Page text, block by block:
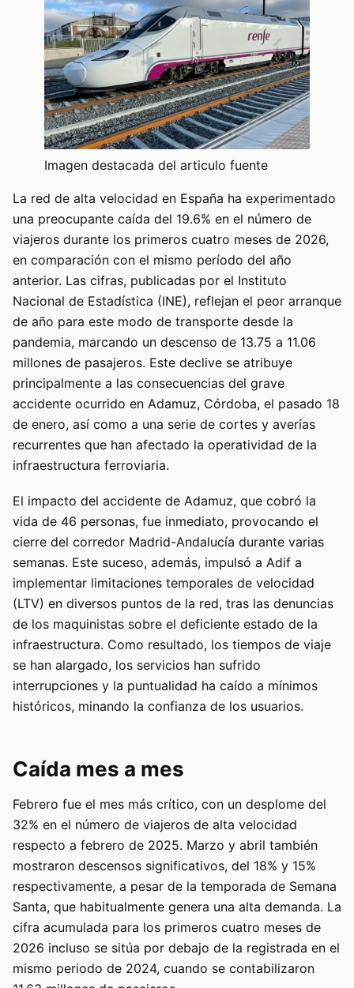
Imagen destacada del articulo fuente
La red de alta velocidad en España ha experimentado
una preocupante caída del 19.6% en el número de
viajeros durante los primeros cuatro meses de 2026,
en comparación con el mismo período del año
anterior. Las cifras, publicadas por el Instituto
Nacional de Estadística (INE), reflejan el peor arranque
de año para este modo de transporte desde la
pandemia, marcando un descenso de 13.75 a 11.06
millones de pasajeros. Este declive se atribuye
principalmente a las consecuencias del grave
accidente ocurrido en Adamuz, Córdoba, el pasado 18
de enero, así como a una serie de cortes y averías
recurrentes que han afectado la operatividad de la
infraestructura ferroviaria.
El impacto del accidente de Adamuz, que cobró la
vida de 46 personas, fue inmediato, provocando el
cierre del corredor Madrid-Andalucía durante varias
semanas. Este suceso, además, impulsó a Adif a
implementar limitaciones temporales de velocidad
(LTV) en diversos puntos de la red, tras las denuncias
de los maquinistas sobre el deficiente estado de la
infraestructura. Como resultado, los tiempos de viaje
se han alargado, los servicios han sufrido
interrupciones y la puntualidad ha caído a mínimos
históricos, minando la confianza de los usuarios.
Caída mes a mes
Febrero fue el mes más crítico, con un desplome del
32% en el número de viajeros de alta velocidad
respecto a febrero de 2025. Marzo y abril también
mostraron descensos significativos, del 18% y 15%
respectivamente, a pesar de la temporada de Semana
Santa, que habitualmente genera una alta demanda. La
cifra acumulada para los primeros cuatro meses de
2026 incluso se sitúa por debajo de la registrada en el
mismo periodo de 2024, cuando se contabilizaron